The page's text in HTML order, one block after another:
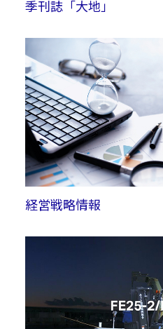
季刊誌「大地」
経営戦略情報